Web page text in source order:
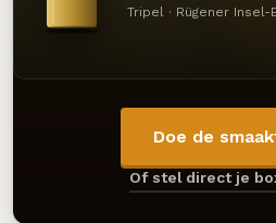
Tripel · Rügener Insel-
Doe de
Of stel direct je